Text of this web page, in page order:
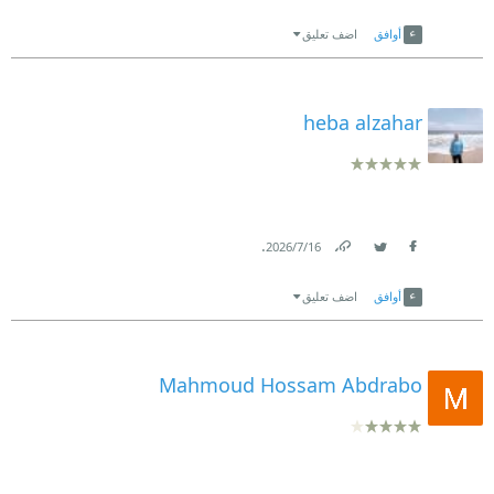
أوافق اضف تعليق
heba alzahar
16‏/7‏/2026
.
أوافق اضف تعليق
Mahmoud Hossam Abdrabo